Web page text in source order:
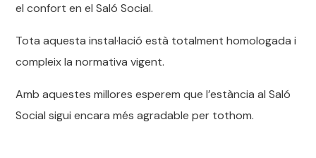
el confort en el Saló Social.
Tota aquesta instal·lació està totalment homologada i
compleix la normativa vigent.
Amb aquestes millores esperem que l’estància al Saló
Social sigui encara més agradable per tothom.